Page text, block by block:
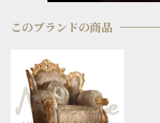
このブランドの商品